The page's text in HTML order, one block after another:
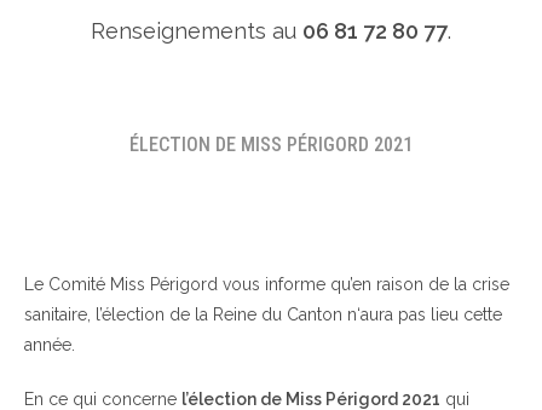
Renseignements au 06 81 72 80 77.
ÉLECTION DE MISS PÉRIGORD 2021
Le Comité Miss Périgord vous informe qu’en raison de la crise
sanitaire, l’élection de la Reine du Canton n‘aura pas lieu cette
année.
En ce qui concerne l’élection de Miss Périgord 2021 qui